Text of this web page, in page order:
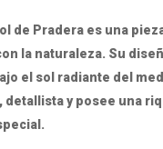
de Pradera es una
la naturaleza. Su
el sol radiante del
y posee una